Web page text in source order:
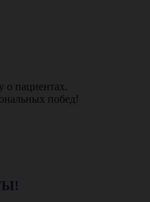
о пациентах.
побед!